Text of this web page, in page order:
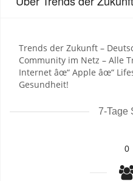
Trends der Zukunft –
Community im Netz – Alle
Internet âœ“ Apple âœ“
Gesundheit!
7-Tage
0